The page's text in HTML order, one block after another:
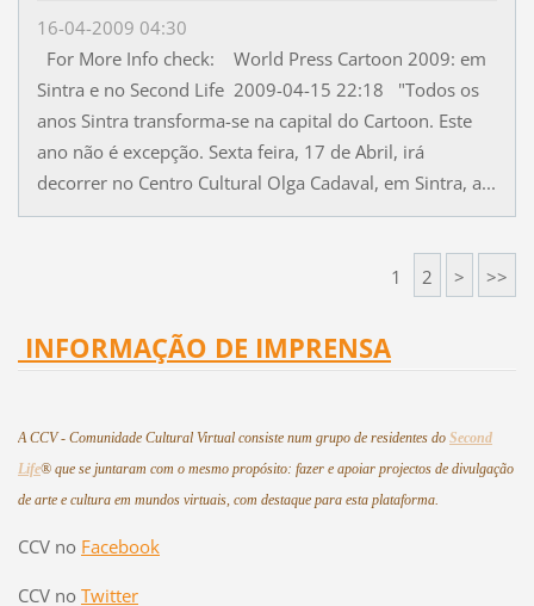
16-04-2009 04:30
For More Info check: World Press Cartoon 2009: em
Sintra e no Second Life 2009-04-15 22:18 "Todos os
anos Sintra transforma-se na capital do Cartoon. Este
ano não é excepção. Sexta feira, 17 de Abril, irá
decorrer no Centro Cultural Olga Cadaval, em Sintra, a...
1 2 > >>
INFORMAÇÃO DE IMPRENSA
A CCV - Comunidade Cultural Virtual consiste num grupo de residentes do Second
Life® que se juntaram com o mesmo propósito: fazer e apoiar projectos de divulgação
de arte e cultura em mundos virtuais, com destaque para esta plataforma.
CCV no Facebook
CCV no Twitter